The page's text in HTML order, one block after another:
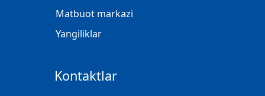
Matbuot markazi
Yangiliklar
Kontaktlar